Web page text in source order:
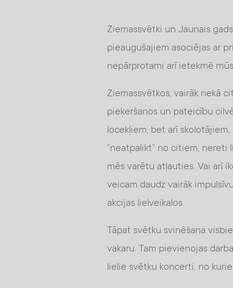
Ziemassvētki un Jaunais
pieaugušajiem asociējas ar
nepārprotami arī ietekmē
Ziemassvētkos, vairāk nekā
pieķeršanos un pateicību
locekļiem, bet arī
“neatpalikt” no citiem, nereti
mēs varētu atļauties. Vai arī
veicam daudz vairāk
akcijas lielveikalos.
Tāpat svētku svinēšana
vakaru. Tam pievienojas
lielie svētku koncerti, no